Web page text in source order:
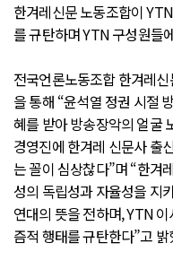
한겨레신문 노동조합이
를 규탄하며 YTN 구성원들
전국언론노동조합 한겨레
을 통해 “윤석열 정권 시절
혜를 받아 방송장악의 얼굴
경영진에 한겨레 신문사 출
는 꼴이 심상찮다”며 “한겨
성의 독립성과 자율성을 지
연대의 뜻을 전하며, YTN
즘적 행태를 규탄한다”고 밝